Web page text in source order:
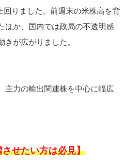
回りました。前週末の米株高を背
ほか、国内では政局の不透明感
きが広がりました。
主力の輸出関連株を中心に幅広
せたい方は必見】